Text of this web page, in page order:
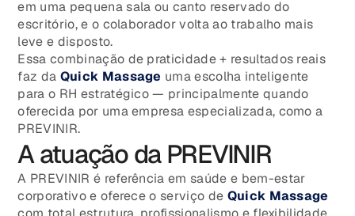
em uma pequena sala ou canto reservado do
escritório, e o colaborador volta ao trabalho mais
leve e disposto.
Essa combinação de praticidade + resultados reais
faz da Quick Massage uma escolha inteligente
para o RH estratégico — principalmente quando
oferecida por uma empresa especializada, como a
PREVINIR.
A atuação da PREVINIR
A PREVINIR é referência em saúde e bem-estar
corporativo e oferece o serviço de Quick Massage